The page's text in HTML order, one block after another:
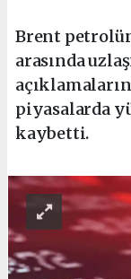
Brent
arasında
piyasalarda
kaybetti.